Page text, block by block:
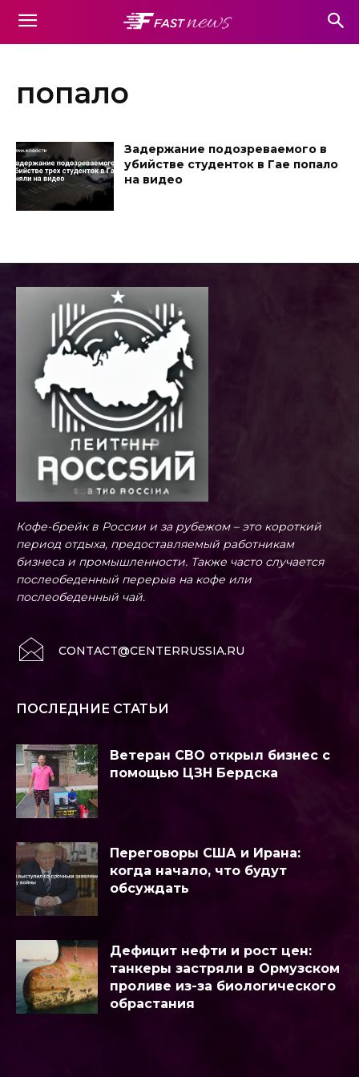
попало
Задержание подозреваемого в
убийстве студенток в Гае попало
на видео
Кофе-брейк в России и за рубежом – это короткий
период отдыха, предоставляемый работникам
бизнеса и промышленности. Также часто случается
послеобеденный перерыв на кофе или
послеобеденный чай.
CONTACT@CENTERRUSSIA.RU
ПОСЛЕДНИЕ СТАТЬИ
Ветеран СВО открыл бизнес с
помощью ЦЗН Бердска
Переговоры США и Ирана:
когда начало, что будут
обсуждать
Дефицит нефти и рост цен:
танкеры застряли в Ормузском
проливе из-за биологического
обрастания